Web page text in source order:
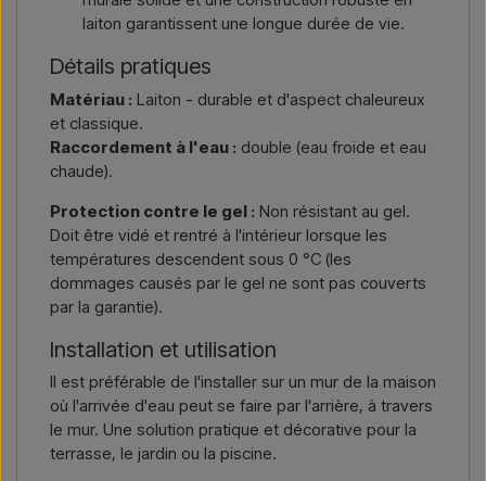
laiton garantissent une longue durée de vie.
Détails pratiques
Matériau : Laiton - durable et d'aspect chaleureux
et classique.
Raccordement à l'eau : double (eau froide et eau
chaude).
Protection contre le gel : Non résistant au gel.
Doit être vidé et rentré à l'intérieur lorsque les
températures descendent sous 0 °C (les
dommages causés par le gel ne sont pas couverts
par la garantie).
Installation et utilisation
Il est préférable de l'installer sur un mur de la maison
où l'arrivée d'eau peut se faire par l'arrière, à travers
le mur. Une solution pratique et décorative pour la
terrasse, le jardin ou la piscine.